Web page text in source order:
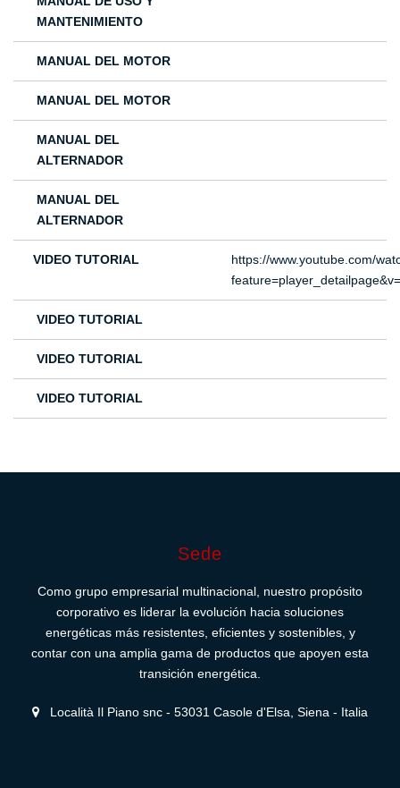
MANTENIMIENTO
MANUAL DEL MOTOR
MANUAL DEL MOTOR
MANUAL DEL
ALTERNADOR
MANUAL DEL
ALTERNADOR
VIDEO TUTORIAL
https://www.youtube.com/
VIDEO TUTORIAL
VIDEO TUTORIAL
VIDEO TUTORIAL
Sede
Como grupo empresarial multinacional, nuestro propósito
corporativo es liderar la evolución hacia soluciones
energéticas más resistentes, eficientes y sostenibles, y
contar con una amplia gama de productos que apoyen esta
transición energética.
Località Il Piano snc - 53031 Casole d'Elsa, Siena - Italia